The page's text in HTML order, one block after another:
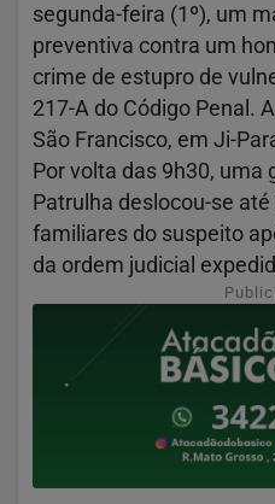
segunda-feira (1º), um
preventiva contra um
crime de estupro de
217-A do Código Penal.
São Francisco, em Ji-
Por volta das 9h30, uma
Patrulha deslocou-se
familiares do suspeito
da ordem judicial